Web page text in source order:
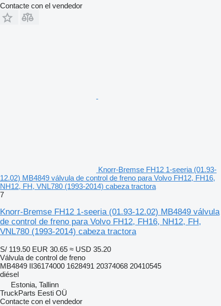
Contacte con el vendedor
Knorr-Bremse FH12 1-seeria (01.93-
12.02) MB4849 válvula de control de freno para Volvo FH12, FH16,
NH12, FH, VNL780 (1993-2014) cabeza tractora
7
Knorr-Bremse FH12 1-seeria (01.93-12.02) MB4849 válvula
de control de freno para Volvo FH12, FH16, NH12, FH,
VNL780 (1993-2014) cabeza tractora
S/ 119.50 EUR 30.65 ≈ USD 35.20
Válvula de control de freno
MB4849 II36174000 1628491 20374068 20410545
diésel
Estonia, Tallinn
TruckParts Eesti OÜ
Contacte con el vendedor